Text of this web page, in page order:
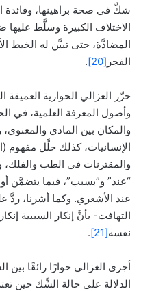
شكَّ في صحة براهينها، وفائدة
الاختلاف الكبيرة وسلَّط عليها
المضادَّة، حتى تبيَّن له الخيط
الفجر [20]
.
حرَّر الغزالي الحوارية العميقة
وأصول المعرفة العلمية، في
والمكان بين المادي والمعنوي،
الإنسانيات، كذلك حلَّل مفهوم
والمقترنات في الطب
“عند” و”بسبب”، فيما يتضمَّن
عند الأشعري. وكما أشرنا،
التهافت- بأنَّ إنكار السببية
نفسه[21]
.
أجرى الغزالي حوارًا رائقًا
الدلالة على حالة الشَّك حين